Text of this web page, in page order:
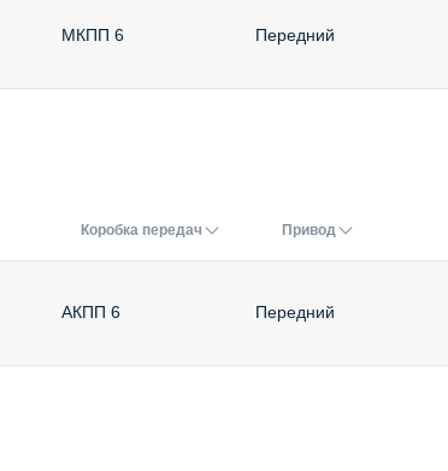
МКПП 6 Передний
Коробка передач Привод
АКПП 6 Передний